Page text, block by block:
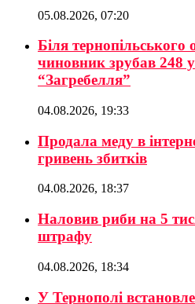
05.08.2026, 07:20
Біля тернопільського
чиновник зрубав 248
“Загребелля”
04.08.2026, 19:33
Продала меду в
гривень збитків
04.08.2026, 18:37
Наловив риби на 5
штрафу
04.08.2026, 18:34
У Тернополі